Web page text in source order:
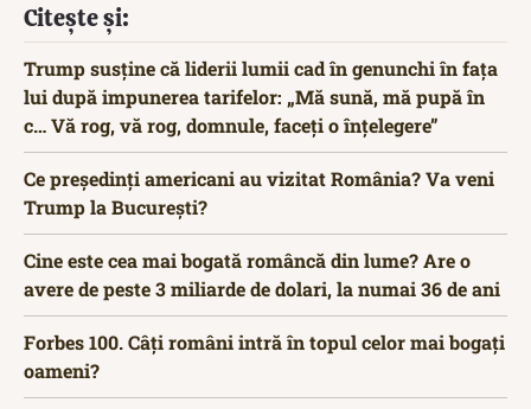
Citește și:
Trump susține că liderii lumii cad în genunchi în fața
lui după impunerea tarifelor: „Mă sună, mă pupă în
c… Vă rog, vă rog, domnule, faceți o înțelegere”
Ce președinți americani au vizitat România? Va veni
Trump la București?
Cine este cea mai bogată româncă din lume? Are o
avere de peste 3 miliarde de dolari, la numai 36 de ani
Forbes 100. Câți români intră în topul celor mai bogați
oameni?